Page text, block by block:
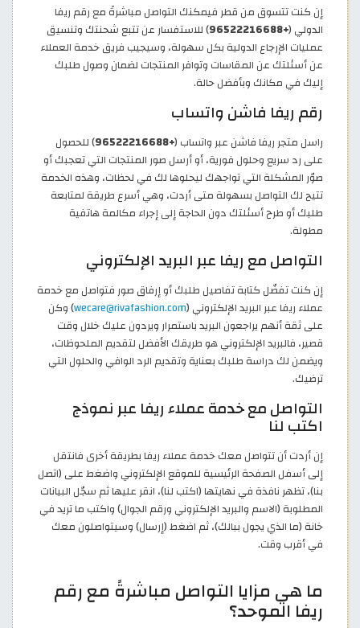
إن كنت تتسوق من قطر فيمكنك التواصل مباشرةً مع رقم ريفا
الدولي (+96522216688
) للاستفسار عن تتبع شحنتك وتنسيق
عمليات الإرجاع الدولية بكل سهولة، وسيجيب فريق خدمة العملاء
عن أسئلتك عن المقاسات وتوافر المنتجات لضمان وصول طلبك
إليك في مكانك وبأفضل حالة.
رقم ريفا فاشن واتساب
راسل متجر ريفا فاشن عبر واتساب (+96522216688
) للحصول
على رد سريع وحلول فورية، أو أرسل صور المنتجات التي تعجبك أو
صوّر المشكلة التي تواجهك ليحلوها لك في لحظات، وهذه الخدمة
تتيح لك التواصل بسهولة متى أردت، وهي أسرع طريقة لمتابعة
طلبك أو طرح أسئلتك دون الحاجة إلى إجراء مكالمة هاتفية
مطولة.
التواصل مع ريفا عبر البريد الإلكتروني
إن كنت تفضّل كتابة تفاصيل طلبك أو إرفاق صور فتواصل مع خدمة
عملاء ريفا عبر البريد الإلكتروني (wecare@rivafashion.com) وكن
على ثقة أنهم يراجعون البريد باستمرار ويردون عليك خلال وقت
قصير، فالبريد الإلكتروني هو طريقك الأفضل لتقديم الملحوظات،
ويضمن لك دراسة طلبك بعناية وتقديم الرد الوافي والحلول التي
ترضيك.
التواصل مع خدمة عملاء ريفا عبر نموذج
اكتب لنا
إن أردت أن تتواصل معك خدمة عملاء ريفا بطريقة أخرى فانتقل
إلى أسفل الصفحة الرئيسية للموقع الإلكتروني واضغط على (اتصل
بنا)، تظهر نافذة في نهايتها (اكتب لنا)، انقر عليها ثم سجّل البيانات
المطلوبة (الاسم والبريد الإلكتروني ورقم الجوال) واكتب ما تريد في
خانة (ما الذي يجول ببالك)، ثم اضغط (إرسال) وسيتواصلون معك
في أقرب وقت.
ما هي مزايا التواصل مباشرةً مع رقم
ريفا الموحد؟